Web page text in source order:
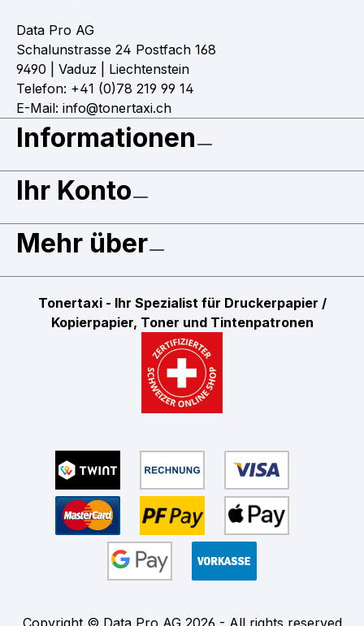
Data Pro AG
Schalunstrasse 24 Postfach 168
9490 | Vaduz | Liechtenstein
Telefon: +41 (0)78 219 99 14
E-Mail: info@tonertaxi.ch
Informationen
Ihr Konto
Mehr über
Tonertaxi - Ihr Spezialist für Druckerpapier /
Kopierpapier, Toner und Tintenpatronen